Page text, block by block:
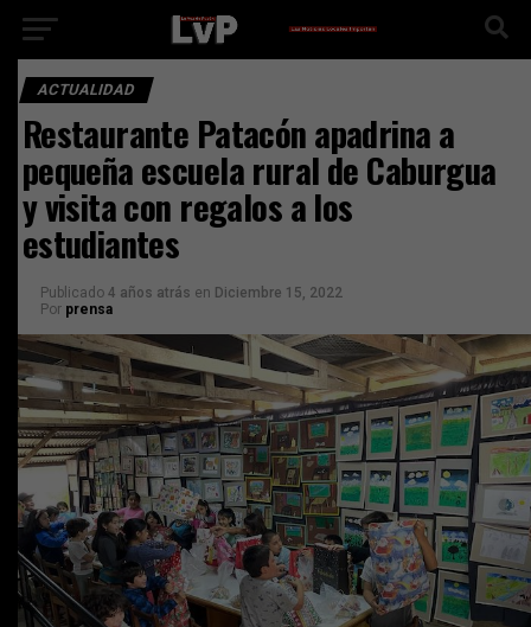
ACTUALIDAD
Restaurante Patacón apadrina a
pequeña escuela rural de Caburgua
y visita con regalos a los
estudiantes
Publicado 4 años atrás en Diciembre 15, 2022
Por prensa